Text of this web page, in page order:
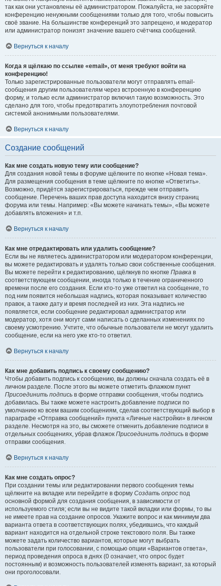
так как они установлены её администратором. Пожалуйста, не засоряйте
конференцию ненужными сообщениями только для того, чтобы повысить
своё звание. На большинстве конференций это запрещено, и модератор
или администратор понизят значение вашего счётчика сообщений.
Вернуться к началу
Когда я щёлкаю по ссылке «email», от меня требуют войти на
конференцию!
Только зарегистрированные пользователи могут отправлять email-
сообщения другим пользователям через встроенную в конференцию
форму, и только если администратор включил такую возможность. Это
сделано для того, чтобы предотвратить злоупотребления почтовой
системой анонимными пользователями.
Вернуться к началу
Создание сообщений
Как мне создать новую тему или сообщение?
Для создания новой темы в форуме щёлкните по кнопке «Новая тема».
Для размещения сообщения в теме щёлкните по кнопке «Ответить».
Возможно, придётся зарегистрироваться, прежде чем отправить
сообщение. Перечень ваших прав доступа находится внизу страниц
форума или темы. Например: «Вы можете начинать темы», «Вы можете
добавлять вложения» и т.п.
Вернуться к началу
Как мне отредактировать или удалить сообщение?
Если вы не являетесь администратором или модератором конференции,
вы можете редактировать и удалять только свои собственные сообщения.
Вы можете перейти к редактированию, щёлкнув по кнопке Правка в
соответствующем сообщении, иногда только в течение ограниченного
времени после его создания. Если кто-то уже ответил на сообщение, то
под ним появится небольшая надпись, которая показывает количество
правок, а также дату и время последней из них. Эта надпись не
появляется, если сообщение редактировал администратор или
модератор, хотя они могут сами написать о сделанных изменениях по
своему усмотрению. Учтите, что обычные пользователи не могут удалить
сообщение, если на него уже кто-то ответил.
Вернуться к началу
Как мне добавить подпись к своему сообщению?
Чтобы добавить подпись к сообщению, вы должны сначала создать её в
личном разделе. После этого вы можете отметить флажком пункт
Присоединить подпись в форме отправки сообщения, чтобы подпись
добавилась. Вы также можете настроить добавление подписи по
умолчанию ко всем вашим сообщениям, сделав соответствующий выбор в
параграфе «Отправка сообщений» пункта «Личные настройки» в личном
разделе. Несмотря на это, вы сможете отменить добавление подписи в
отдельных сообщениях, убрав флажок Присоединить подпись в форме
отправки сообщения.
Вернуться к началу
Как мне создать опрос?
При создании темы или редактировании первого сообщения темы
щёлкните на вкладке или перейдите в форму Создать опрос под
основной формой для создания сообщения, в зависимости от
используемого стиля; если вы не видите такой вкладки или формы, то вы
не имеете прав на создание опросов. Укажите вопрос и как минимум два
варианта ответа в соответствующих полях, убедившись, что каждый
вариант находится на отдельной строке текстового поля. Вы также
можете задать количество вариантов, которые могут выбрать
пользователи при голосовании, с помощью опции «Вариантов ответа»,
период проведения опроса в днях (0 означает, что опрос будет
постоянным) и возможность пользователей изменять вариант, за который
они проголосовали.